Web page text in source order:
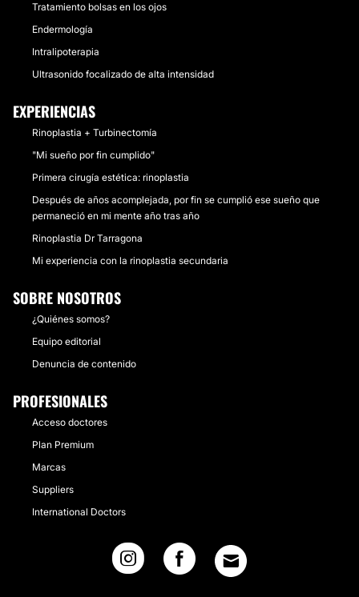
Tratamiento bolsas en los ojos
Endermología
Intralipoterapia
Ultrasonido focalizado de alta intensidad
EXPERIENCIAS
Rinoplastia + Turbinectomía
"Mi sueño por fin cumplido"
Primera cirugía estética: rinoplastia
Después de años acomplejada, por fin se cumplió ese sueño que
permaneció en mi mente año tras año
Rinoplastia Dr Tarragona
Mi experiencia con la rinoplastia secundaria
SOBRE NOSOTROS
¿Quiénes somos?
Equipo editorial
Denuncia de contenido
PROFESIONALES
Acceso doctores
Plan Premium
Marcas
Suppliers
International Doctors